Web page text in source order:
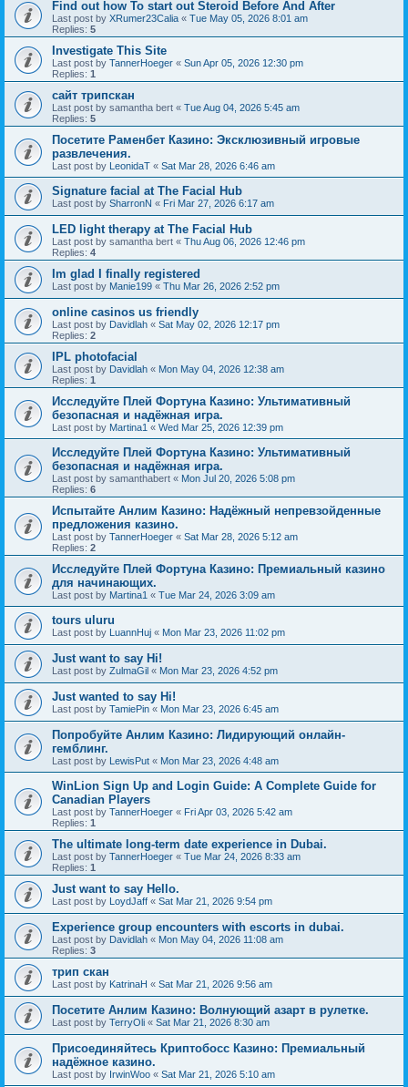
Find out how To start out Steroid Before And After
Last post by XRumer23Calia « Tue May 05, 2026 8:01 am
Replies: 5
Investigate This Site
Last post by TannerHoeger « Sun Apr 05, 2026 12:30 pm
Replies: 1
сайт трипскан
Last post by samantha bert « Tue Aug 04, 2026 5:45 am
Replies: 5
Посетите Раменбет Казино: Эксклюзивный игровые
развлечения.
Last post by LeonidaT « Sat Mar 28, 2026 6:46 am
Signature facial at The Facial Hub
Last post by SharronN « Fri Mar 27, 2026 6:17 am
LED light therapy at The Facial Hub
Last post by samantha bert « Thu Aug 06, 2026 12:46 pm
Replies: 4
Im glad I finally registered
Last post by Manie199 « Thu Mar 26, 2026 2:52 pm
online casinos us friendly
Last post by Davidlah « Sat May 02, 2026 12:17 pm
Replies: 2
IPL photofacial
Last post by Davidlah « Mon May 04, 2026 12:38 am
Replies: 1
Исследуйте Плей Фортуна Казино: Ультимативный
безопасная и надёжная игра.
Last post by Martina1 « Wed Mar 25, 2026 12:39 pm
Исследуйте Плей Фортуна Казино: Ультимативный
безопасная и надёжная игра.
Last post by samanthabert « Mon Jul 20, 2026 5:08 pm
Replies: 6
Испытайте Анлим Казино: Надёжный непревзойденные
предложения казино.
Last post by TannerHoeger « Sat Mar 28, 2026 5:12 am
Replies: 2
Исследуйте Плей Фортуна Казино: Премиальный казино
для начинающих.
Last post by Martina1 « Tue Mar 24, 2026 3:09 am
tours uluru
Last post by LuannHuj « Mon Mar 23, 2026 11:02 pm
Just want to say Hi!
Last post by ZulmaGil « Mon Mar 23, 2026 4:52 pm
Just wanted to say Hi!
Last post by TamiePin « Mon Mar 23, 2026 6:45 am
Попробуйте Анлим Казино: Лидирующий онлайн-
гемблинг.
Last post by LewisPut « Mon Mar 23, 2026 4:48 am
WinLion Sign Up and Login Guide: A Complete Guide for
Canadian Players
Last post by TannerHoeger « Fri Apr 03, 2026 5:42 am
Replies: 1
The ultimate long-term date experience in Dubai.
Last post by TannerHoeger « Tue Mar 24, 2026 8:33 am
Replies: 1
Just want to say Hello.
Last post by LoydJaff « Sat Mar 21, 2026 9:54 pm
Experience group encounters with escorts in dubai.
Last post by Davidlah « Mon May 04, 2026 11:08 am
Replies: 3
трип скан
Last post by KatrinaH « Sat Mar 21, 2026 9:56 am
Посетите Анлим Казино: Волнующий азарт в рулетке.
Last post by TerryOli « Sat Mar 21, 2026 8:30 am
Присоединяйтесь Криптобосс Казино: Премиальный
надёжное казино.
Last post by IrwinWoo « Sat Mar 21, 2026 5:10 am